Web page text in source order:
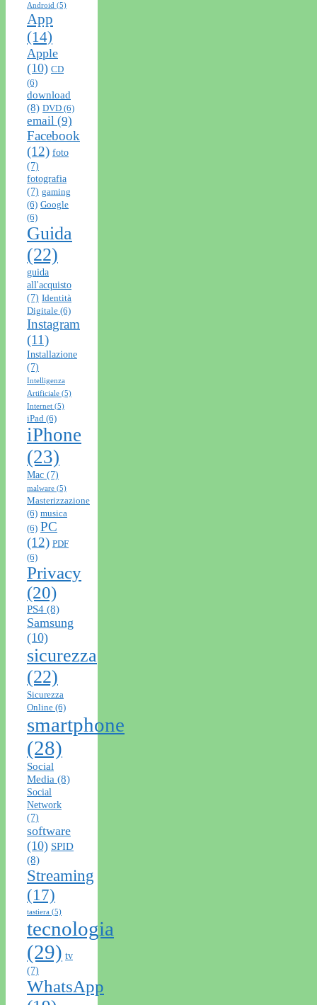
Android (5)
App
(14)
Apple
(10) CD
(6)
download
(8) DVD (6)
email (9)
Facebook
(12) foto
(7)
fotografia
(7) gaming
(6) Google
(6)
Guida
(22)
guida
all'acquisto
(7) Identità
Digitale (6)
Instagram
(11)
Installazione
(7)
Intelligenza
Artificiale (5)
Internet (5)
iPad (6)
iPhone
(23)
Mac (7)
malware (5)
Masterizzazione
(6) musica
(6) PC
(12) PDF
(6)
Privacy
(20)
PS4 (8)
Samsung
(10)
sicurezza
(22)
Sicurezza
Online (6)
smartphone
(28)
Social
Media (8)
Social
Network
(7)
software
(10) SPID
(8)
Streaming
(17)
tastiera (5)
tecnologia
(29) tv
(7)
WhatsApp